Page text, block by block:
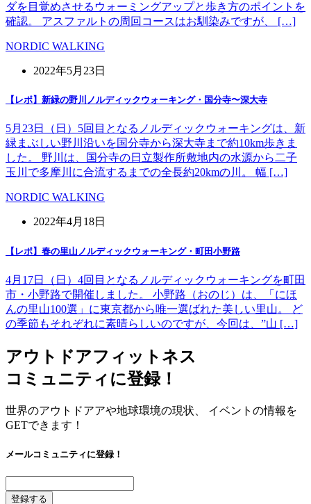
ダを目覚めさせるウォーミングアップと歩き方のポイントを
確認。 アスファルトの周回コースはお馴染みですが、 […]
NORDIC WALKING
2022年5月23日
【レポ】新緑の野川ノルディックウォーキング・国分寺〜深大寺
5月23日（日）5回目となるノルディックウォーキングは、新
緑まぶしい野川沿いを国分寺から深大寺まで約10km歩きま
した。 野川は、国分寺の日立製作所敷地内の水源から二子
玉川で多摩川に合流するまでの全長約20kmの川。 幅 […]
NORDIC WALKING
2022年4月18日
【レポ】春の里山ノルディックウォーキング・町田小野路
4月17日（日）4回目となるノルディックウォーキングを町田
市・小野路で開催しました。 小野路（おのじ）は、「にほ
んの里山100選」に東京都から唯一選ばれた美しい里山。 ど
の季節もそれぞれに素晴らしいのですが、今回は、”山 […]
アウトドアフィットネス
コミュニティに登録！
世界のアウトドアアや地球環境の現状、 イベントの情報を
GETできます！
メールコミュニティに登録！